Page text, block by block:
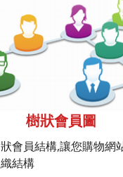
樹狀會員圖
會員結構,讓您購物網
結構